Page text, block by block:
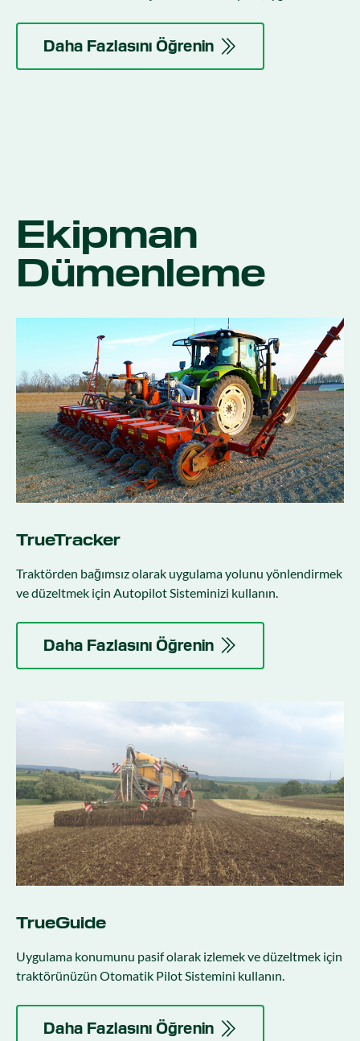
Daha Fazlasını Öğrenin
Ekipman
Dümenleme
TrueTracker
Traktörden bağımsız olarak uygulama yolunu yönlendirmek
ve düzeltmek için Autopilot Sisteminizi kullanın.
Daha Fazlasını Öğrenin
TrueGuide
Uygulama konumunu pasif olarak izlemek ve düzeltmek için
traktörünüzün Otomatik Pilot Sistemini kullanın.
Daha Fazlasını Öğrenin